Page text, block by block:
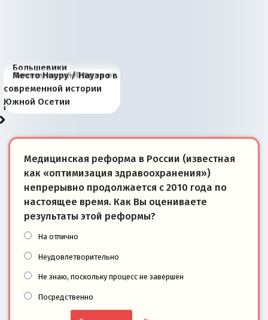
Большевики
отличаются от «Яблока»
тем, что они -
победители
Киевская марионетка
Запада рассказала о
«переобувании» хозяев
В России назрели
перемены: 15 шагов к
суверенной экономике
Миграционный пожар
Европы
Россия начинает
сбрасывать балласт
Анкориджа
Россия зимой 1904
года: первые уступки во
внутренней политике
Русская нация вчера и
сегодня
Почему правый крах в
Варшаве не поможет её
отношениям с Россией?
Место Науру / Науэро в
современной истории
Южной Осетии
Медицинская реформа в России (известная
как «оптимизация здравоохранения»)
непрерывно продолжается с 2010 года по
настоящее время. Как Вы оцениваете
результаты этой реформы?
На отлично
Неудовлетворительно
Не знаю, поскольку процесс не завершён
Посредственно